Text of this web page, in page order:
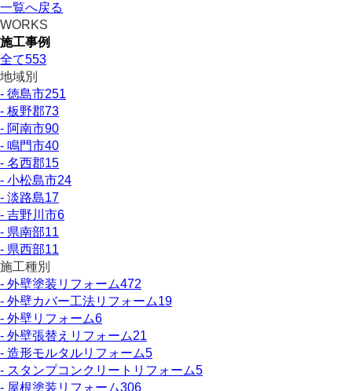
一覧へ戻る
WORKS
施工事例
全て553
地域別
- 徳島市251
- 板野郡73
- 阿南市90
- 鳴門市40
- 名西郡15
- 小松島市24
- 淡路島17
- 吉野川市6
- 県南部11
- 県西部11
施工種別
- 外壁塗装リフォーム472
- 外壁カバー工法リフォーム19
- 外壁リフォーム6
- 外壁張替えリフォーム21
- 造形モルタルリフォーム5
- スタンプコンクリートリフォーム5
- 屋根塗装リフォーム306